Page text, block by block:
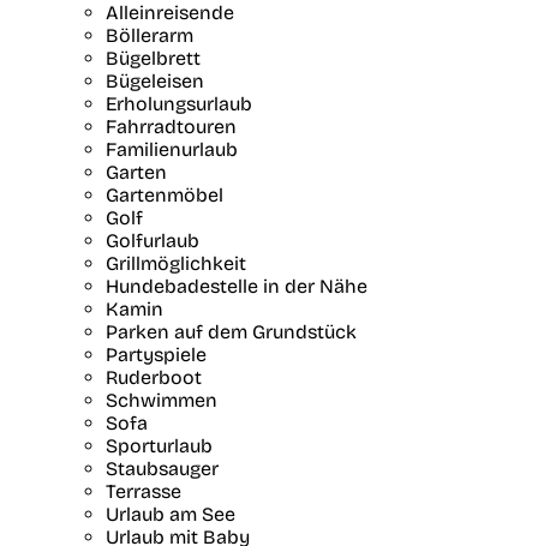
Alleinreisende
Böllerarm
Bügelbrett
Bügeleisen
Erholungsurlaub
Fahrradtouren
Familienurlaub
Garten
Gartenmöbel
Golf
Golfurlaub
Grillmöglichkeit
Hundebadestelle in der Nähe
Kamin
Parken auf dem Grundstück
Partyspiele
Ruderboot
Schwimmen
Sofa
Sporturlaub
Staubsauger
Terrasse
Urlaub am See
Urlaub mit Baby